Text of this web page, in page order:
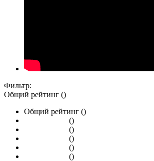
Фильтр:
Общий рейтинг ()
Общий рейтинг ()
()
()
()
()
()